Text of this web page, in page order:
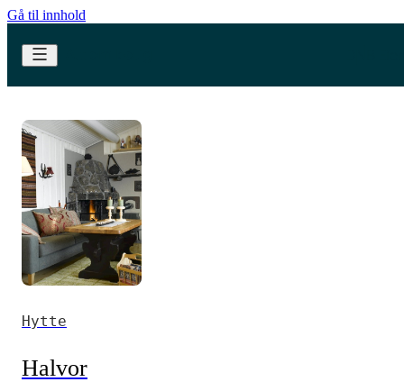
Gå til innhold
Hytte
Halvor